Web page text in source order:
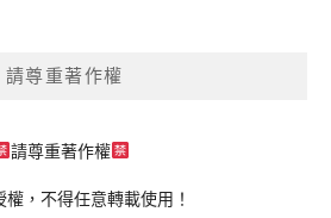
請尊重著作權
請尊重著作權
權，不得任意轉載使用！